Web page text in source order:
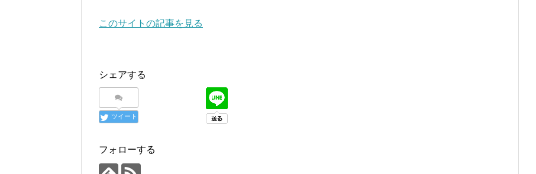
このサイトの記事を見る
シェアする
ツイート
フォローする